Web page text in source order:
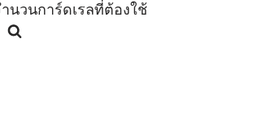
นวนการ์ดเรลที่ต้องใช้